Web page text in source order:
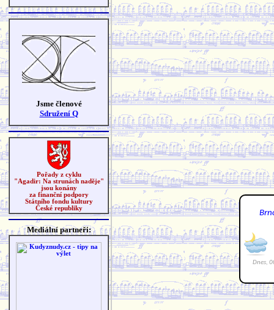
Jsme členové
Sdružení Q
Pořady z cyklu
"Agadir: Na strunách naděje"
jsou konány
za finanční podpory
Státního fondu kultury
České republiky
Mediální partneři: